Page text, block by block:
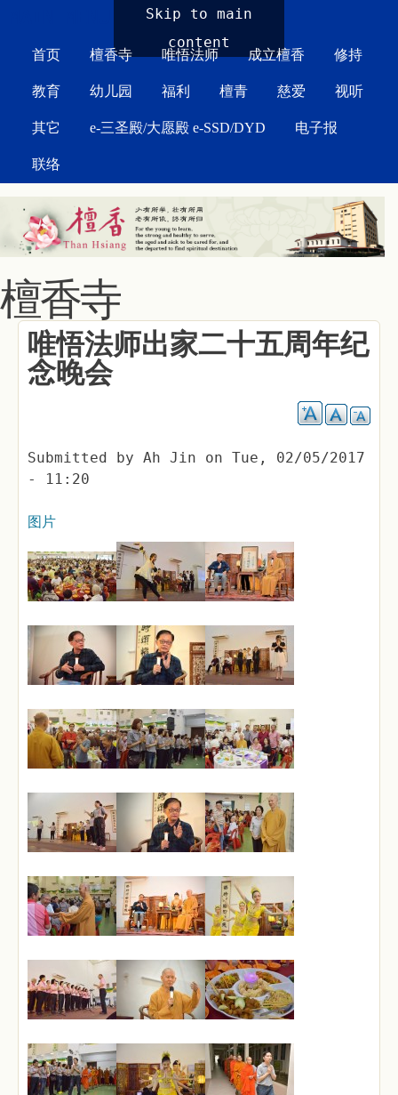
Skip to main
content
首页 檀香寺 唯悟法师 成立檀香 修持
教育 幼儿园 福利 檀青 慈爱 视听
其它 e-三圣殿/大愿殿 e-SSD/DYD 电子报
联络
檀香寺
唯悟法师出家二十五周年纪
念晚会
Submitted by Ah Jin on Tue, 02/05/2017
- 11:20
图片